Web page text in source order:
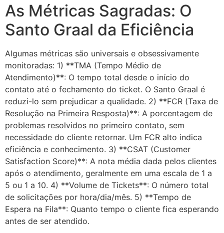
As Métricas Sagradas: O
Santo Graal da Eficiência
Algumas métricas são universais e obsessivamente
monitoradas: 1) **TMA (Tempo Médio de
Atendimento)**: O tempo total desde o início do
contato até o fechamento do ticket. O Santo Graal é
reduzi-lo sem prejudicar a qualidade. 2) **FCR (Taxa de
Resolução na Primeira Resposta)**: A porcentagem de
problemas resolvidos no primeiro contato, sem
necessidade do cliente retornar. Um FCR alto indica
eficiência e conhecimento. 3) **CSAT (Customer
Satisfaction Score)**: A nota média dada pelos clientes
após o atendimento, geralmente em uma escala de 1 a
5 ou 1 a 10. 4) **Volume de Tickets**: O número total
de solicitações por hora/dia/mês. 5) **Tempo de
Espera na Fila**: Quanto tempo o cliente fica esperando
antes de ser atendido.